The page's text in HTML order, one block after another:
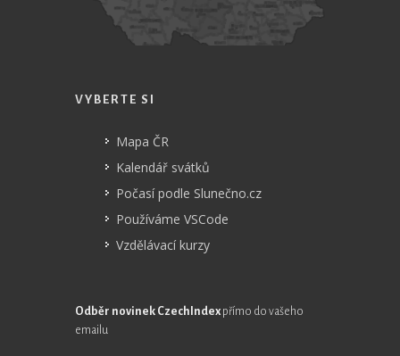
VYBERTE SI
Mapa ČR
Kalendář svátků
Počasí podle Slunečno.cz
Používáme VSCode
Vzdělávací kurzy
Odběr novinek CzechIndex přímo do vašeho
emailu